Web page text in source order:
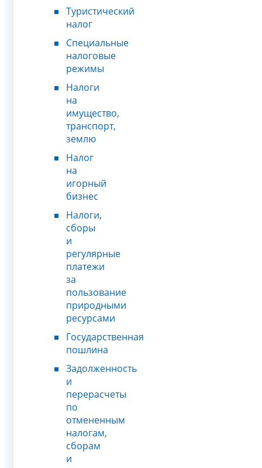
Туристический
налог
Специальные
налоговые
режимы
Налоги
на
имущество,
транспорт,
землю
Налог
на
игорный
бизнес
Налоги,
сборы
и
регулярные
платежи
за
пользование
природными
ресурсами
Государственная
пошлина
Задолженность
и
перерасчеты
по
отмененным
налогам,
сборам
и